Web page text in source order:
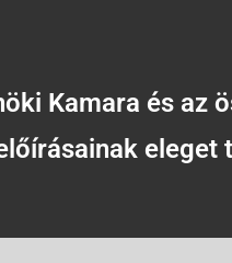
Kamara és az
eleget